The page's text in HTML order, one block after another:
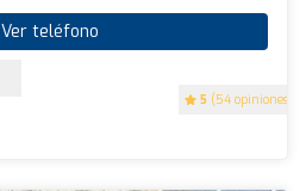
5 (54 opiniones)
Ver teléfono